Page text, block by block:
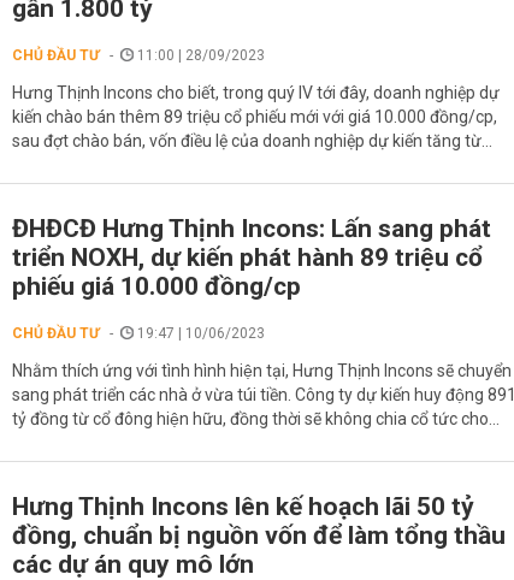
gần 1.800 tỷ
CHỦ ĐẦU TƯ 11:00 | 28/09/2023
Hưng Thịnh Incons cho biết, trong quý IV tới đây, doanh nghiệp dự
kiến chào bán thêm 89 triệu cổ phiếu mới với giá 10.000 đồng/cp,
sau đợt chào bán, vốn điều lệ của doanh nghiệp dự kiến tăng từ...
ĐHĐCĐ Hưng Thịnh Incons: Lấn sang phát
triển NOXH, dự kiến phát hành 89 triệu cổ
phiếu giá 10.000 đồng/cp
CHỦ ĐẦU TƯ 19:47 | 10/06/2023
Nhằm thích ứng với tình hình hiện tại, Hưng Thịnh Incons sẽ chuyển
sang phát triển các nhà ở vừa túi tiền. Công ty dự kiến huy động 891
tỷ đồng từ cổ đông hiện hữu, đồng thời sẽ không chia cổ tức cho...
Hưng Thịnh Incons lên kế hoạch lãi 50 tỷ
đồng, chuẩn bị nguồn vốn để làm tổng thầu
các dự án quy mô lớn